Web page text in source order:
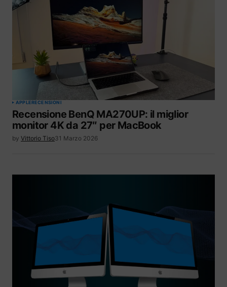
APPLERECENSIONI
Recensione BenQ MA270UP: il miglior
monitor 4K da 27″ per MacBook
by Vittorio Tiso31 Marzo 2026